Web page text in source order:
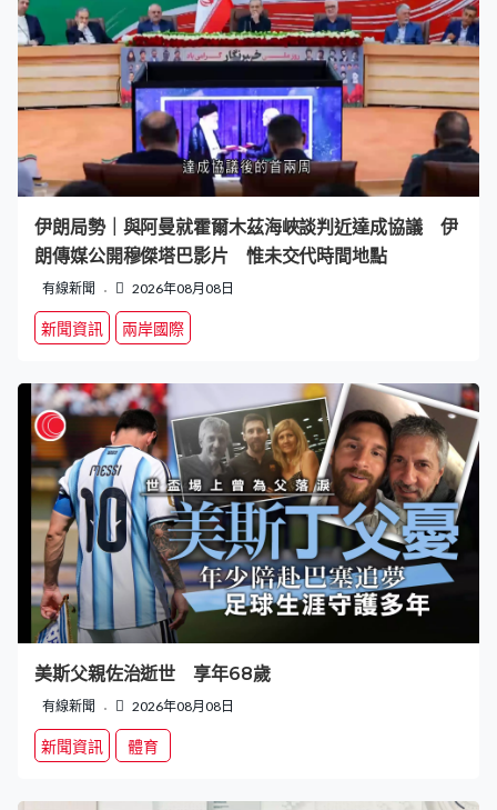
伊朗局勢｜與阿曼就霍爾木茲海峽談判近達成協議 伊
朗傳媒公開穆傑塔巴影片 惟未交代時間地點
有線新聞 2026年08月08日
新聞資訊 兩岸國際
美斯父親佐治逝世 享年68歲
有線新聞 2026年08月08日
新聞資訊 體育